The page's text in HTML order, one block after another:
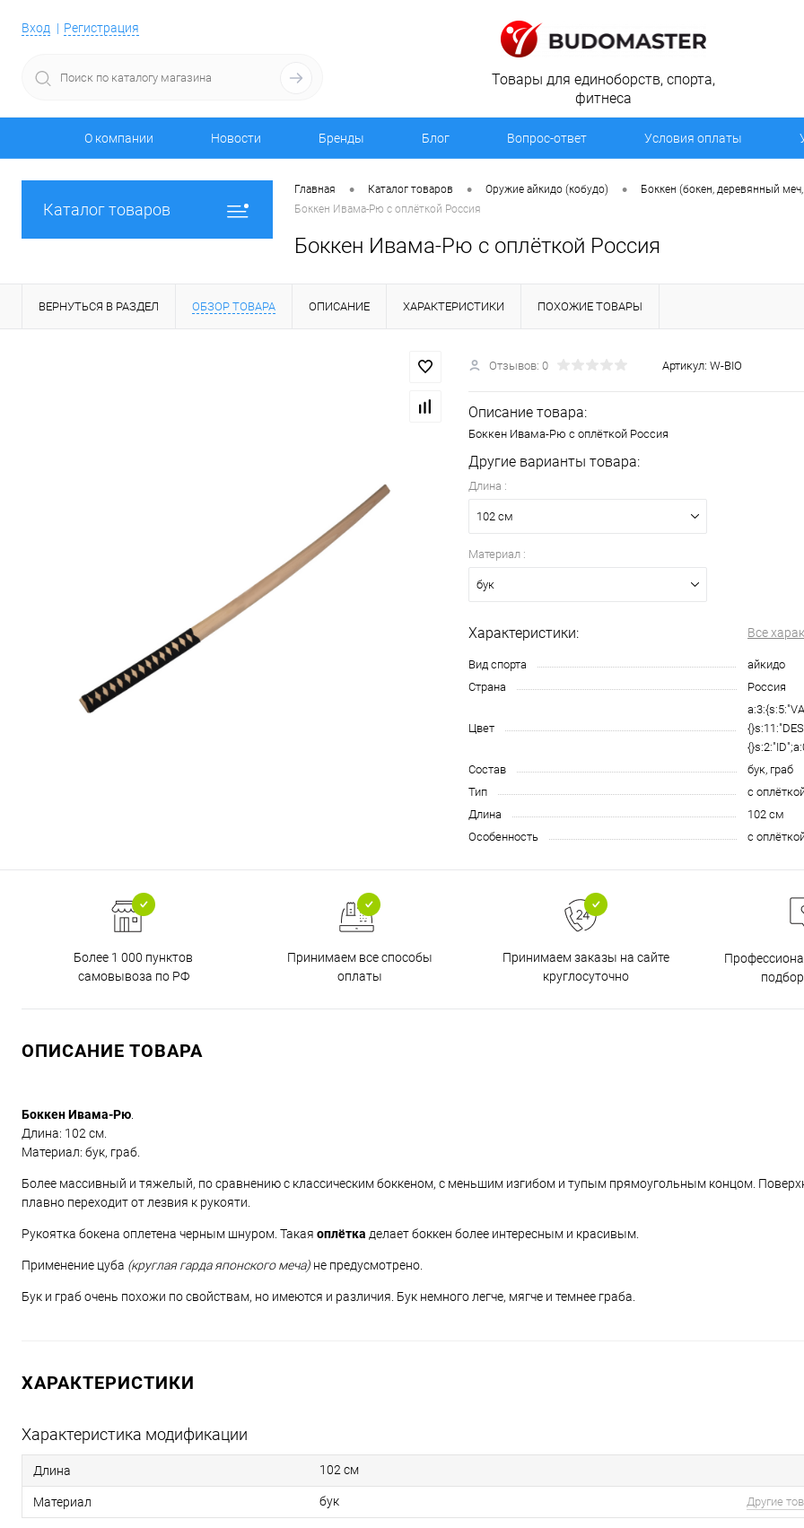
Вход Регистрация
Товары для единоборств, спорта,
фитнеса
О компании Новости Бренды Блог Вопрос-ответ Условия оплаты
Каталог товаров
Главная • Каталог товаров • Оружие айкидо (кобудо) •
Боккен (бокен, деревянный меч,
Боккен Ивама-Рю с оплёткой Россия
Боккен Ивама-Рю с оплёткой Россия
ВЕРНУТЬСЯ В РАЗДЕЛ ОБЗОР ТОВАРА ОПИСАНИЕ ХАРАКТЕРИСТИКИ ПОХОЖИЕ ТОВАРЫ
Отзывов: 0 Артикул: W-BIO
Описание товара:
Боккен Ивама-Рю с оплёткой Россия
Другие варианты товара:
Длина :
102 см
Материал :
бук
Характеристики: Все
Вид спорта
айкидо
Страна
Россия
Цвет
Состав
бук, граб
Тип
с
Длина
102 см
Особенность
с
Более 1 000 пунктов
самовывоза по РФ
Принимаем все способы
оплаты
Принимаем заказы на сайте
круглосуточно
ОПИСАНИЕ ТОВАРА
Боккен Ивама-Рю
Длина: 102 см.
Материал: бук, граб.
Более массивный и тяжелый, по сравнению с классическим боккеном, с меньшим изгибом и тупым прямоугольным концом.
плавно переходит от лезвия к рукояти.
Рукоятка бокена оплетена черным шнуром. Такая оплётка делает боккен более интересным и красивым.
Применение цуба (круглая гарда японского меча) не предусмотрено.
Бук и граб очень похожи по свойствам, но имеются и различия. Бук немного легче, мягче и темнее граба.
ХАРАКТЕРИСТИКИ
Характеристика модификации
Длина 102 см
Материал бук Другие